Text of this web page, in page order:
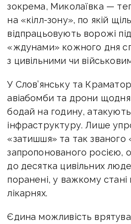
зокрема, Миколаївка —
на «кілл-зону», по якій
відпрацьовують ворожі
«ждунами» кожного дня
з цивільними чи
У Слов’янську та
авіабомби та дрони
бодай на годину, атакують
інфраструктуру. Лише
«затишшя» та так званого
запропонованого росією,
до десятка цивільних
поранені, у важкому
лікарнях.
Єдина можливість